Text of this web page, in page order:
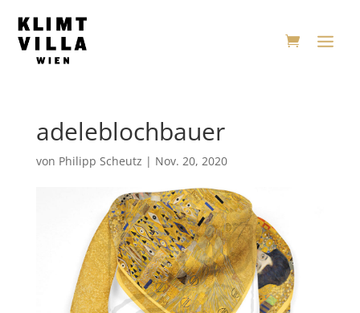
adeleblochbauer
von Philipp Scheutz | Nov. 20, 2020